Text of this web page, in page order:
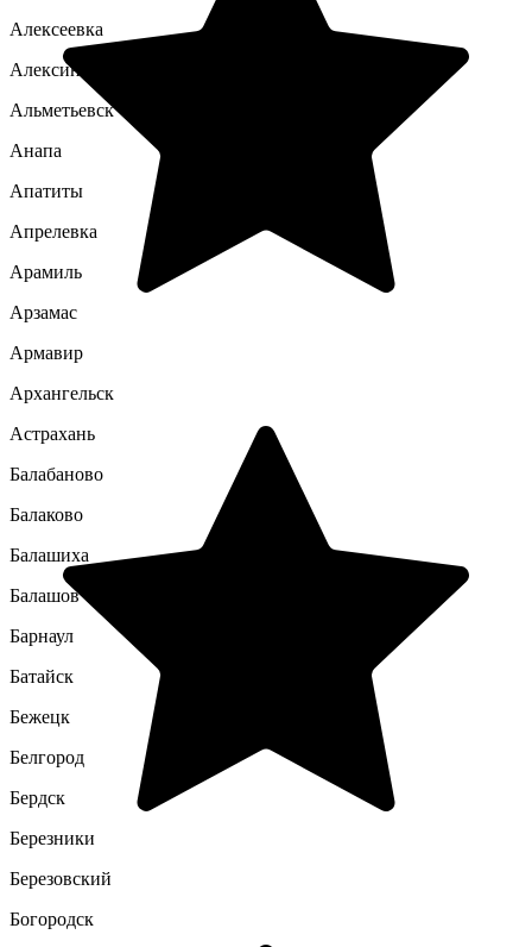
Алексеевка
Алексин
Альметьевск
Анапа
Апатиты
Апрелевка
Арамиль
Арзамас
Армавир
Архангельск
Астрахань
Балабаново
Балаково
Балашиха
Балашов
Барнаул
Батайск
Бежецк
Белгород
Бердск
Березники
Березовский
Богородск